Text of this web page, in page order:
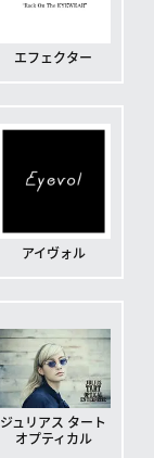
エフェクター
アイヴォル
ジュリアス タート
オプティカル